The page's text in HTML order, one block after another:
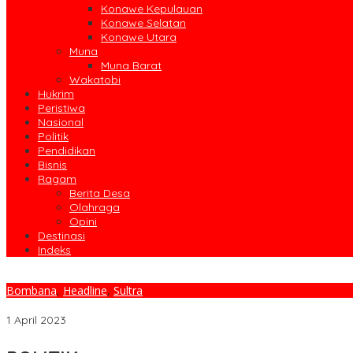
Konawe Kepulauan
Konawe Selatan
Konawe Utara
Muna
Muna Barat
Wakatobi
Hukrim
Peristiwa
Nasional
Politik
Pendidikan
Bisnis
Ragam
Berita Desa
Olahraga
Opini
Destinasi
Indeks
Bombana, Headline, Sultra
1 April 2023